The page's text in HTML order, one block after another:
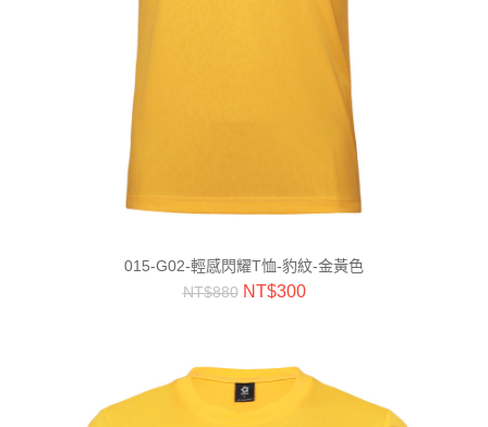
015-G02-輕感閃耀T恤-豹紋-金黃色
NT$880 NT$300